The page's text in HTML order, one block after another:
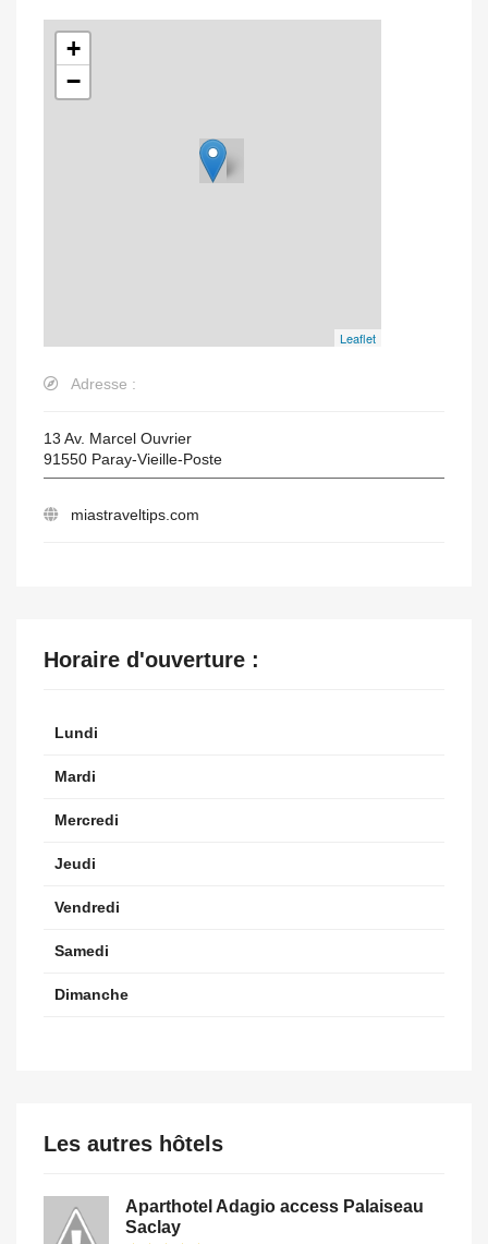
+
−
Leaflet
Adresse :
13 Av. Marcel Ouvrier
91550 Paray-Vieille-Poste
miastraveltips.com
Horaire d'ouverture :
Lundi
Mardi
Mercredi
Jeudi
Vendredi
Samedi
Dimanche
Les autres hôtels
Aparthotel Adagio access Palaiseau
Saclay